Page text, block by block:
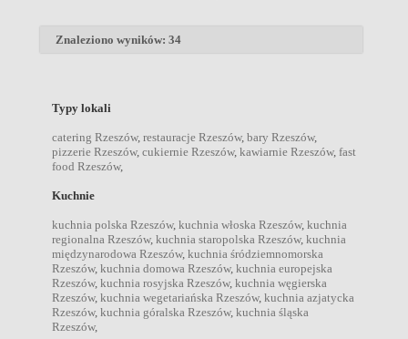
Znaleziono wyników: 34
Typy lokali
catering Rzeszów, restauracje Rzeszów, bary Rzeszów,
pizzerie Rzeszów, cukiernie Rzeszów, kawiarnie Rzeszów, fast
food Rzeszów,
Kuchnie
kuchnia polska Rzeszów, kuchnia włoska Rzeszów, kuchnia
regionalna Rzeszów, kuchnia staropolska Rzeszów, kuchnia
międzynarodowa Rzeszów, kuchnia śródziemnomorska
Rzeszów, kuchnia domowa Rzeszów, kuchnia europejska
Rzeszów, kuchnia rosyjska Rzeszów, kuchnia węgierska
Rzeszów, kuchnia wegetariańska Rzeszów, kuchnia azjatycka
Rzeszów, kuchnia góralska Rzeszów, kuchnia śląska
Rzeszów,